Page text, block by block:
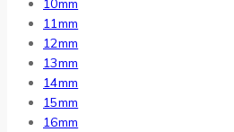
10mm
11mm
12mm
13mm
14mm
15mm
16mm